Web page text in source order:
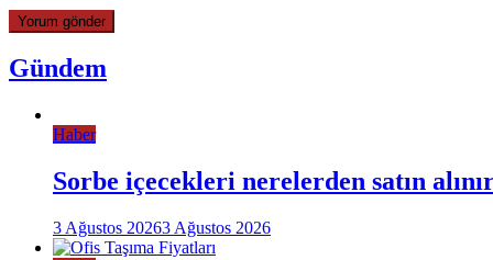
Gündem
Haber
Sorbe içecekleri nerelerden satın
3 Ağustos 20263 Ağustos 2026